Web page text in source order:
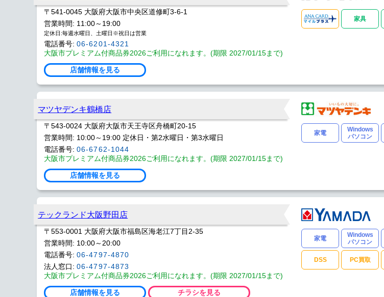
〒541-0045 大阪府大阪市中央区道修町3-6-1
営業時間: 11:00～19:00
定休日:毎週水曜日、土曜日※祝日は営業
電話番号: 06-6201-4321
大阪市プレミアム付商品券2026ご利用になれます。(期限 2027/01/15まで)
店舗情報を見る
家具
マツヤデンキ鶴橋店
〒543-0024 大阪府大阪市天王寺区舟橋町20-15
営業時間: 10:00～19:00 定休日・第2水曜日・第3水曜日
電話番号: 06-6762-1044
大阪市プレミアム付商品券2026ご利用になれます。(期限 2027/01/15まで)
店舗情報を見る
家電
Windows
パソコン
テックランド大阪野田店
〒553-0001 大阪府大阪市福島区海老江7丁目2-35
営業時間: 10:00～20:00
電話番号: 06-4797-4870
法人窓口: 06-4797-4873
大阪市プレミアム付商品券2026ご利用になれます。(期限 2027/01/15まで)
店舗情報を見る チラシを見る
家電
Windows
パソコン
DSS PC買取